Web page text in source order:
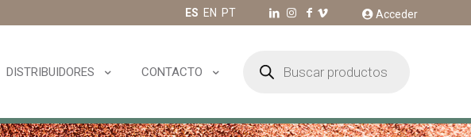
ES EN PT Acceder
DISTRIBUIDORES CONTACTO
productos